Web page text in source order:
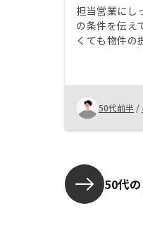
担当営業にし
の条件を伝え
くても物件の
50代前半 /
50代